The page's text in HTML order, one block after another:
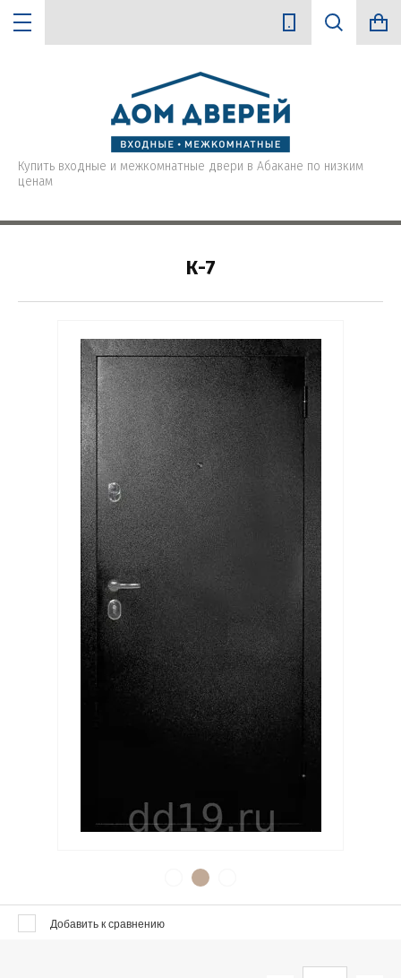
Купить входные и межкомнатные двери в Абакане по низким
ценам
К-7
Добавить к сравнению
Название:
Текст:
Выберите категорию:
Выберите...
Производитель:
Выберите...
Лидер продаж:
Выберите...
Выберите...